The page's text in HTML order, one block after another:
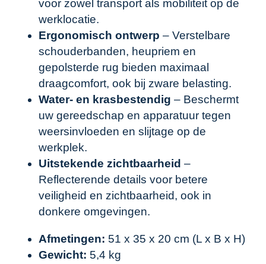
voor zowel transport als mobiliteit op de
werklocatie.
Ergonomisch ontwerp – Verstelbare
schouderbanden, heupriem en
gepolsterde rug bieden maximaal
draagcomfort, ook bij zware belasting.
Water- en krasbestendig – Beschermt
uw gereedschap en apparatuur tegen
weersinvloeden en slijtage op de
werkplek.
Uitstekende zichtbaarheid –
Reflecterende details voor betere
veiligheid en zichtbaarheid, ook in
donkere omgevingen.
Afmetingen: 51 x 35 x 20 cm (L x B x H)
Gewicht: 5,4 kg